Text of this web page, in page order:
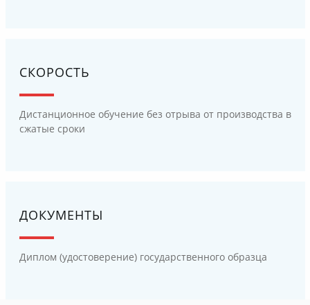
СКОРОСТЬ
Дистанционное обучение без отрыва от производства в
сжатые сроки
ДОКУМЕНТЫ
Диплом (удостоверение) государственного образца